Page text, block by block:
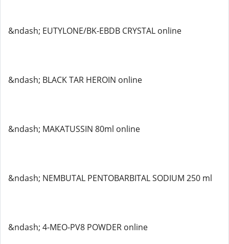
&ndash; EUTYLONE/BK-EBDB CRYSTAL online
&ndash; BLACK TAR HEROIN online
&ndash; MAKATUSSIN 80ml online
&ndash; NEMBUTAL PENTOBARBITAL SODIUM 250 ml
&ndash; 4-MEO-PV8 POWDER online